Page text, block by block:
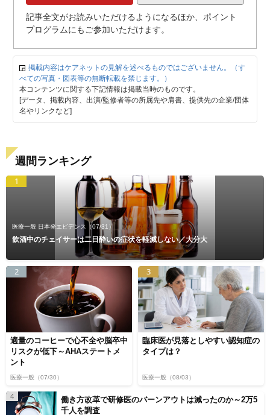
記事全文がお読みいただけるようになるほか、ポイント
プログラムにもご参加いただけます。
掲載内容はケアネットの見解を述べるものではございません。（す
べての写真・図表等の無断転載を禁じます。）
本コンテンツに関する下記情報は掲載当時のものです。
[データ、掲載内容、出演/監修者等の所属先や肩書、提供先の企業/団体
名やリンクなど]
週間ランキング
1
医療一般 日本発エビデンス （07/31）
飲酒中のチェイサーは二日酔いの症状を軽減しない／大分大
2
適量のコーヒーで心不全や脳卒中
リスクが低下～AHAステートメ
ント
医療一般 （07/30）
3
臨床医が見落としやすい認知症の
タイプは？
医療一般 （08/03）
4
働き方改革で研修医のバーンアウトは減ったのか～2万5
千人を調査